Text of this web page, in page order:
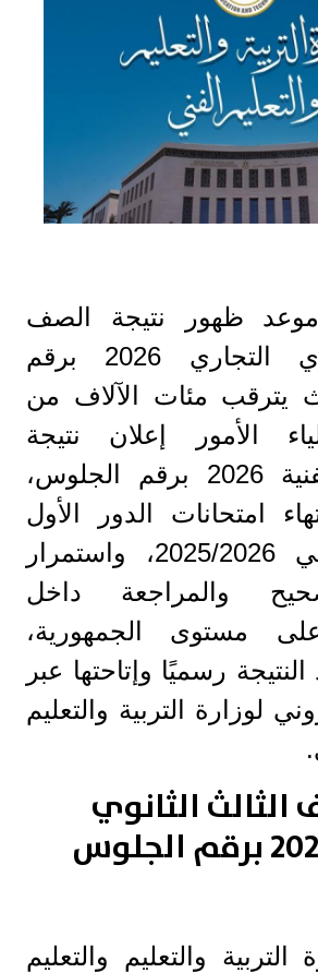
ظهور نتيجة الصف
الثالث الثانوي التجاري 2026 برقم
يترقب مئات الآلاف من
الأمور إعلان نتيجة
الدبلومات الفنية 2026 برقم الجلوس،
امتحانات الدور الأول
للعام الدراسي 2025/2026، واستمرار
والمراجعة داخل
على مستوى الجمهورية،
النتيجة رسميًا وإتاحتها عبر
لوزارة التربية والتعليم
الثالث الثانوي
والتعليم والتعليم